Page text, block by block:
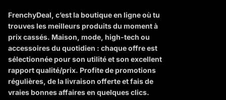
FrenchyDeal, c’est la boutique en ligne où tu
trouves les meilleurs produits du moment à
prix cassés. Maison, mode, high-tech ou
accessoires du quotidien : chaque offre est
sélectionnée pour son utilité et son excellent
rapport qualité/prix. Profite de promotions
régulières, de la livraison offerte et fais de
vraies bonnes affaires en quelques clics.